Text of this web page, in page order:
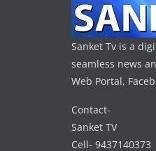
Sanket Tv is a
seamless news
Web Portal,
Contact-
Sanket TV
Cell- 9437140373